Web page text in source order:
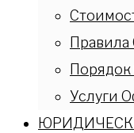
Правила
Услуги